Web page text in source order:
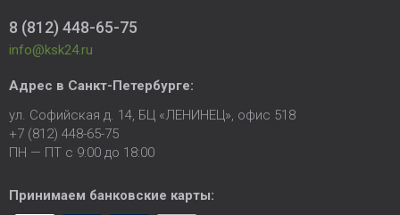
8 (812) 448-65-75
info@ksk24.ru
Адрес в Санкт-Петербурге:
ул. Софийская д. 14, БЦ «ЛЕНИНЕЦ», офис 518
+7 (812) 448-65-75
ПН — ПТ с 9:00 до 18:00
Принимаем банковские карты: